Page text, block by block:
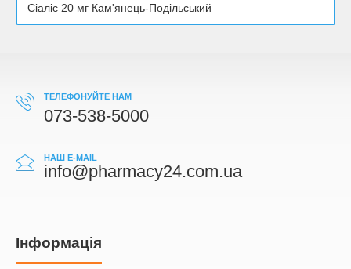
Сіаліс 20 мг Кам'янець-Подільський
ТЕЛЕФОНУЙТЕ НАМ
073-538-5000
НАШ E-MAIL
info@pharmacy24.com.ua
Iнформація